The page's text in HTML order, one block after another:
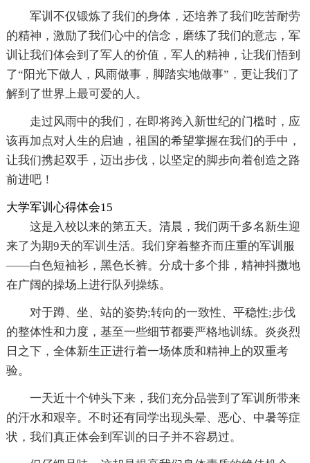
军训不仅锻炼了我们的身体，还培养了我们吃苦耐劳
的精神，激励了我们心中的信念，磨练了我们的意志，军
训让我们体会到了军人的价值，军人的精神，让我们悟到
了“阳光下做人，风雨做事，脚踏实地做事”，更让我们了
解到了世界上最可爱的人。
走过风雨中的我们，在即将跨入新世纪的门槛时，应
该再加点对人生的启迪，祖国的希望掌握在我们的手中，
让我们携起双手，迈出步伐，以坚定的脚步向着创造之路
前进吧！
大学军训心得体会15
这是入校以来的第五天。清晨，我们两千多名新生迎
来了为期9天的军训生活。我们穿着整齐而庄重的军训服
——白色短袖衫，黑色长裤。分成十多个排，精神抖擞地
在广阔的操场上进行队列操练。
对于蹲、坐、站的姿势;转向的一致性、平稳性;步伐
的整体性和力度，基至一些细节都要严格地训练。炎炎烈
日之下，全体新生正进行着一场体质和精神上的双重考
验。
一天近十个钟头下来，我们充分品尝到了军训所带来
的汗水和艰辛。不时还有同学出现头晕、恶心、中暑等症
状，我们真正体会到军训的日子并不容易过。